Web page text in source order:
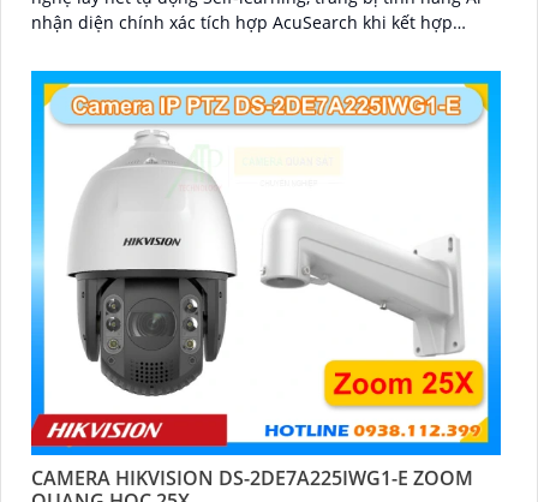
nhận diện chính xác tích hợp AcuSearch khi kết hợp
50m
CAMERA HIKVISION DS-2DE7A225IWG1-E ZOOM